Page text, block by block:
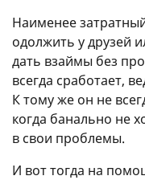
Наименее
одолжить у друзей
дать взаймы без
всегда сработает,
К тому же он не
когда банально не
в свои проблемы.
И вот тогда на